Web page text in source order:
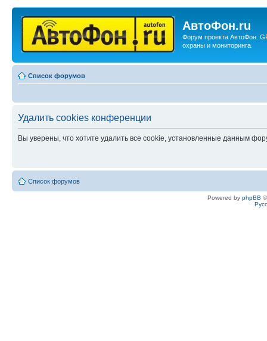
АвтоФон.ru
Форум проекта АвтоФон.
охраны и мониторинга.
Список форумов
Удалить cookies конференции
Вы уверены, что хотите удалить все cookie, установленные данным
Список форумов
Powered by phpBB